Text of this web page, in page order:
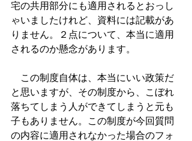
宅の共用部分にも適用されるとおっし
ゃいましたけれど、資料には記載があ
りません。２点について、本当に適用
されるのか懸念があります。
この制度自体は、本当にいい政策だ
と思いますが、その制度から、こぼれ
落ちてしまう人ができてしまうと元も
子もありません。この制度が今回質問
の内容に適用されなかった場合のフォ